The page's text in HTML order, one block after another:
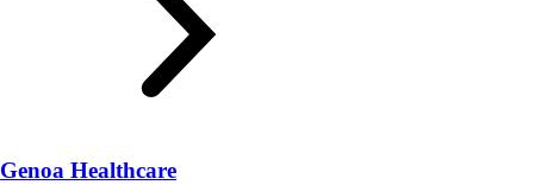
Genoa Healthcare